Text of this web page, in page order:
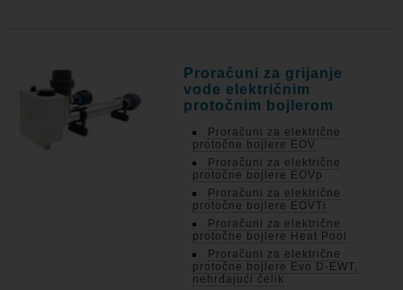
Proračuni za grijanje
vode električnim
protočnim bojlerom
Proračuni za električne
protočne bojlere EOV
Proračuni za električne
protočne bojlere EOVp
Proračuni za električne
protočne bojlere EOVTi
Proračuni za električne
protočne bojlere Heat Pool
Proračuni za električne
protočne bojlere Evo D-EWT,
nehrđajući čelik